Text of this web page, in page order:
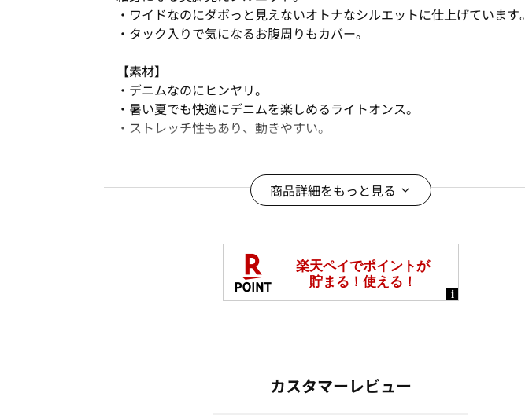
・ワイドなのにダボっと見えないオトナなシルエットに仕上げています。
・タック入りで気になるお腹周りもカバー。
【素材】
・デニムなのにヒンヤリ。
・暑い夏でも快適にデニムを楽しめるライトオンス。
・ストレッチ性もあり、動きやすい。
・シンプルなTシャツに合わせるだけでもこなれ感を演出します。
・シャツやジャケット合わせでキレイめ大人カジュアルスタイルに。
＊＊＊＊＊＊＊＊＊＊＊＊＊＊＊＊＊＊＊＊＊＊
【スタッフ着用コメント】
商品詳細をもっと見る
カスタマーレビュー